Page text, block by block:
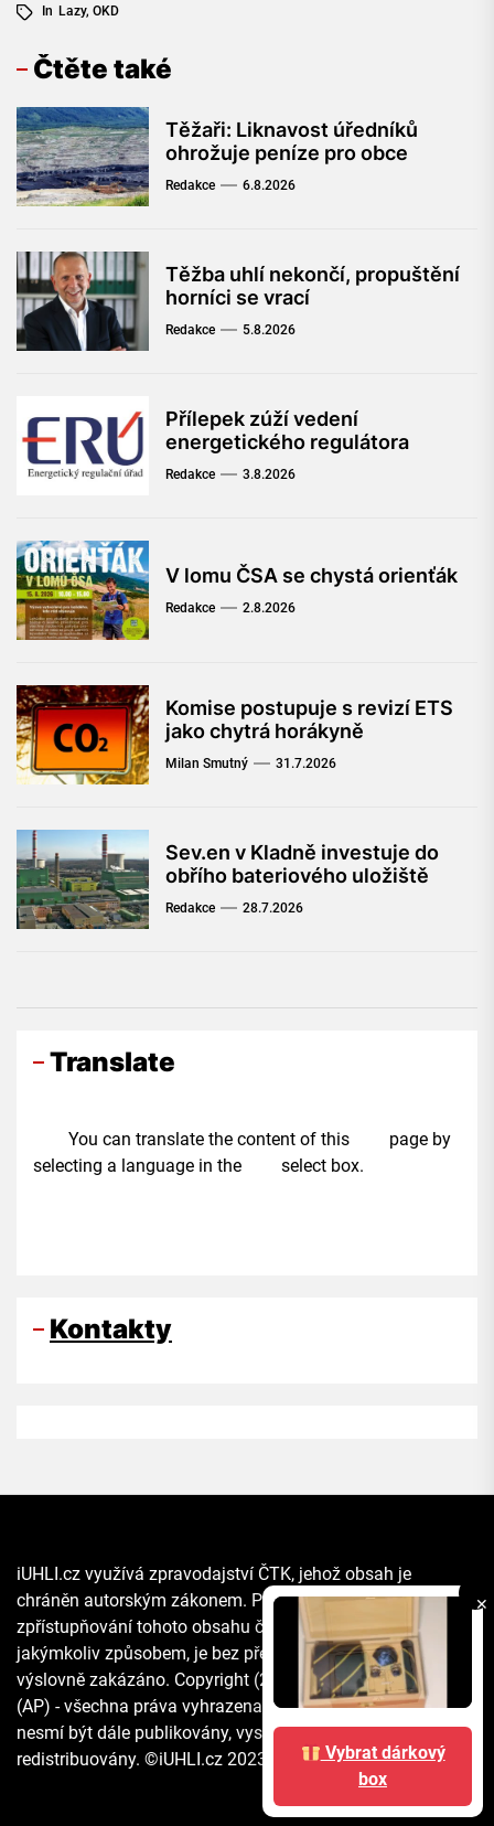
In Lazy, OKD
Čtěte také
Těžaři: Liknavost úředníků
ohrožuje peníze pro obce
Redakce 6.8.2026
Těžba uhlí nekončí, propuštění
horníci se vrací
Redakce 5.8.2026
Přílepek zúží vedení
energetického regulátora
Redakce 3.8.2026
V lomu ČSA se chystá orienťák
Redakce 2.8.2026
Komise postupuje s revizí ETS
jako chytrá horákyně
Milan Smutný 31.7.2026
Sev.en v Kladně investuje do
obřího bateriového uložiště
Redakce 28.7.2026
Translate
You can translate the content of this page by
selecting a language in the select box.
Kontakty
✕
Vybrat dárkový
box
iUHLI.cz využívá zpravodajství ČTK, jehož obsah je
chráněn autorským zákonem. Přepis, šíření či další
zpřístupňování tohoto obsahu či jeho části veřejnosti, a to
jakýmkoliv způsobem, je bez předchozího souhlasu ČTK
výslovně zakázáno. Copyright (2021) The Associated Press
(AP) - všechna práva vyhrazena. Materiály agentury AP
nesmí být dále publikovány, vysílány, přepisovány nebo
redistribuovány. ©iUHLI.cz 2023 All rights reserved.